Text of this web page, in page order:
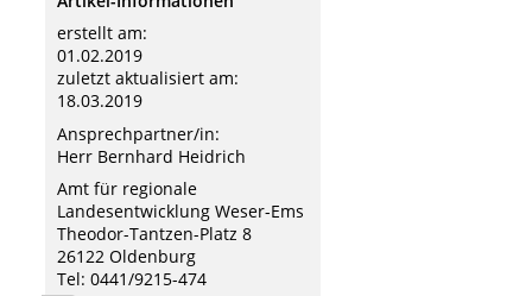
erstellt am:
01.02.2019
zuletzt aktualisiert am:
18.03.2019
Ansprechpartner/in:
Herr Bernhard Heidrich
Amt für regionale
Landesentwicklung Weser-Ems
Theodor-Tantzen-Platz 8
26122 Oldenburg
Tel: 0441/9215-474